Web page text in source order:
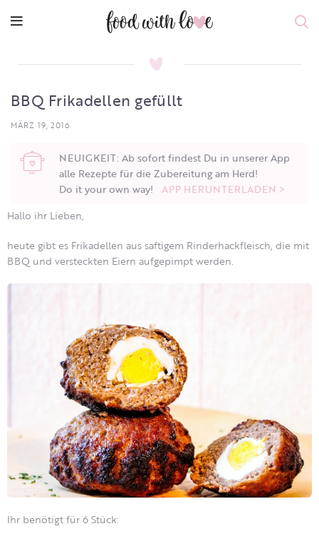
BBQ Frikadellen gefüllt
MÄRZ 19, 2016
NEUIGKEIT: Ab sofort findest Du in unserer App
alle Rezepte für die Zubereitung am Herd!
Do it your own way! APP HERUNTERLADEN >
Hallo ihr Lieben,
heute gibt es Frikadellen aus saftigem Rinderhackfleisch, die mit
BBQ und versteckten Eiern aufgepimpt werden.
Ihr benötigt für 6 Stück: